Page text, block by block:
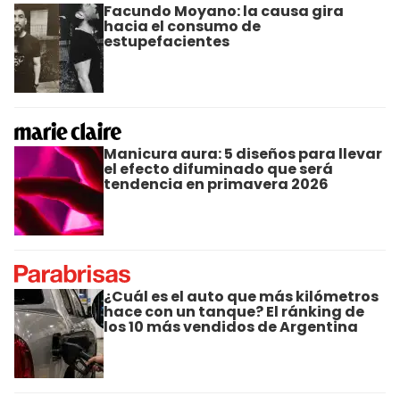
Facundo Moyano: la causa gira
hacia el consumo de
estupefacientes
Manicura aura: 5 diseños para llevar
el efecto difuminado que será
tendencia en primavera 2026
¿Cuál es el auto que más kilómetros
hace con un tanque? El ránking de
los 10 más vendidos de Argentina